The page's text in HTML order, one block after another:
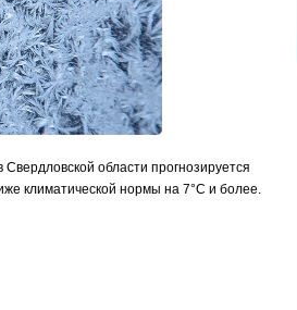
области прогнозируется
климатической нормы на 7°С и более.